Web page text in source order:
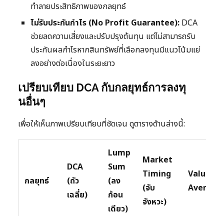
ทำลายประสิทธิภาพของกลยุทธ์
ไม่รับประกันกำไร (No Profit Guarantee): DCA
ช่วยลดความเสี่ยงและปรับปรุงต้นทุน แต่ไม่สามารถรับ
ประกันผลกำไรหากสินทรัพย์ที่เลือกลงทุนมีแนวโน้มแย่
ลงอย่างต่อเนื่องในระยะยาว
เปรียบเทียบ DCA กับกลยุทธ์การลงทุ
นอื่นๆ
เพื่อให้เห็นภาพเปรียบเทียบที่ชัดเจน ดูตารางด้านล่างนี้:
กลยุทธ์
DCA
(ถัว
เฉลี่ย)
Lump
Sum
(ลง
ก้อน
เดียว)
Market
Timing
(จับ
จังหวะ)
Value